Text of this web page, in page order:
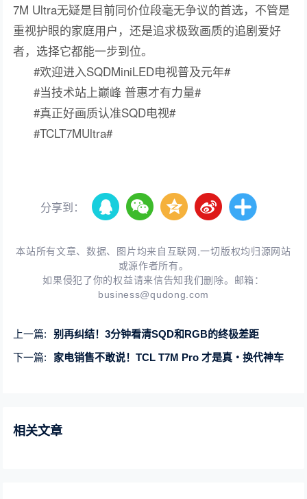
7M Ultra无疑是目前同价位段毫无争议的首选，不管是
重视护眼的家庭用户，还是追求极致画质的追剧爱好
者，选择它都能一步到位。
#欢迎进入SQDMiniLED电视普及元年#
#当技术站上巅峰 普惠才有力量#
#真正好画质认准SQD电视#
#TCLT7MUltra#
分享到：
本站所有文章、数据、图片均来自互联网,一切版权均归源网站
或源作者所有。
如果侵犯了你的权益请来信告知我们删除。邮箱：
business@qudong.com
上一篇:
别再纠结！3分钟看清SQD和RGB的终极差距
下一篇:
家电销售不敢说！TCL T7M Pro 才是真・换代神车
相关文章